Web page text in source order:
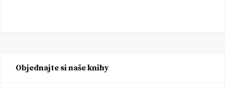
Objednajte si naše knihy